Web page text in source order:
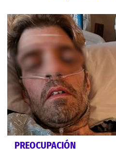
PREOCUPACIÓN